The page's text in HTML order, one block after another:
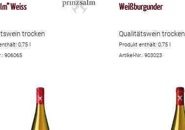
Weiss
trocken
0,75
906065
Weißburgunder
Qualitätswein trocken
Produkt enthält: 0,75
Artikel-Nr.: 903023